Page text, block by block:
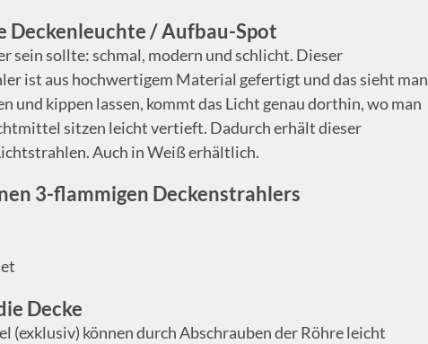
Deckenleuchte / Aufbau-Spot
sein sollte: schmal, modern und schlicht. Dieser
ist aus hochwertigem Material gefertigt und das sieht man
und kippen lassen, kommt das Licht genau dorthin, wo man
sitzen leicht vertieft. Dadurch erhält dieser
Auch in Weiß erhältlich.
3-flammigen Deckenstrahlers
Decke
(exklusiv) können durch Abschrauben der Röhre leicht